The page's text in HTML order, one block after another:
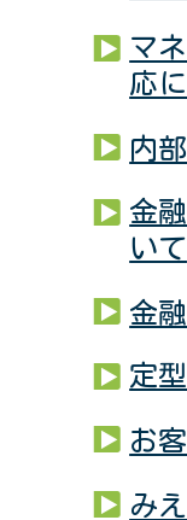
マ
応
内
金
いて
金
定
お
み